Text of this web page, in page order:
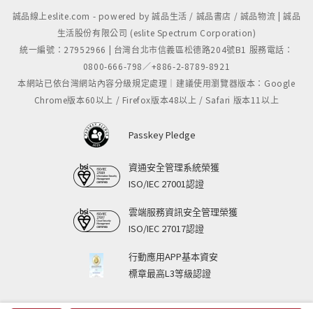
誠品線上eslite.com - powered by 誠品生活 / 誠品書店 / 誠品物流 | 誠品
生活股份有限公司 (eslite Spectrum Corporation)
統一編號：27952966 | 台灣台北市信義區松德路204號B1 服務電話：
0800-666-798／+886-2-8789-8921
本網站已依台灣網站內容分級規定處理｜建議使用瀏覽器版本：Google
Chrome版本60以上 / Firefox版本48以上 / Safari 版本11以上
Passkey Pledge
資通安全管理系統榮獲
ISO/IEC 27001認證
雲端服務資訊安全管理榮獲
ISO/IEC 27017認證
行動應用APP基本資安
標章最高L3等級認證